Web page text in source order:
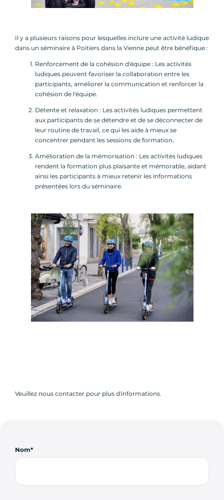
Il y a plusieurs raisons pour lesquelles inclure une activité ludique
dans un séminaire à Poitiers dans la Vienne peut être bénéfique :
Renforcement de la cohésion d'équipe : Les activités
ludiques peuvent favoriser la collaboration entre les
participants, améliorer la communication et renforcer la
cohésion de l'équipe.
Détente et relaxation : Les activités ludiques permettent
aux participants de se détendre et de se déconnecter de
leur routine de travail, ce qui les aide à mieux se
concentrer pendant les sessions de formation.
Amélioration de la mémorisation : Les activités ludiques
rendent la formation plus plaisante et mémorable, aidant
ainsi les participants à mieux retenir les informations
présentées lors du séminaire.
Veuillez nous contacter pour plus d'informations.
Nom